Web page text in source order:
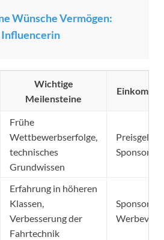
Wünsche Vermögen:
Influencerin
Wichtige
Meilensteine
Frühe
Wettbewerbserfolge,
technisches
Grundwissen
Preisgelder,
Erfahrung in höheren
Klassen,
Verbesserung der
Fahrtechnik